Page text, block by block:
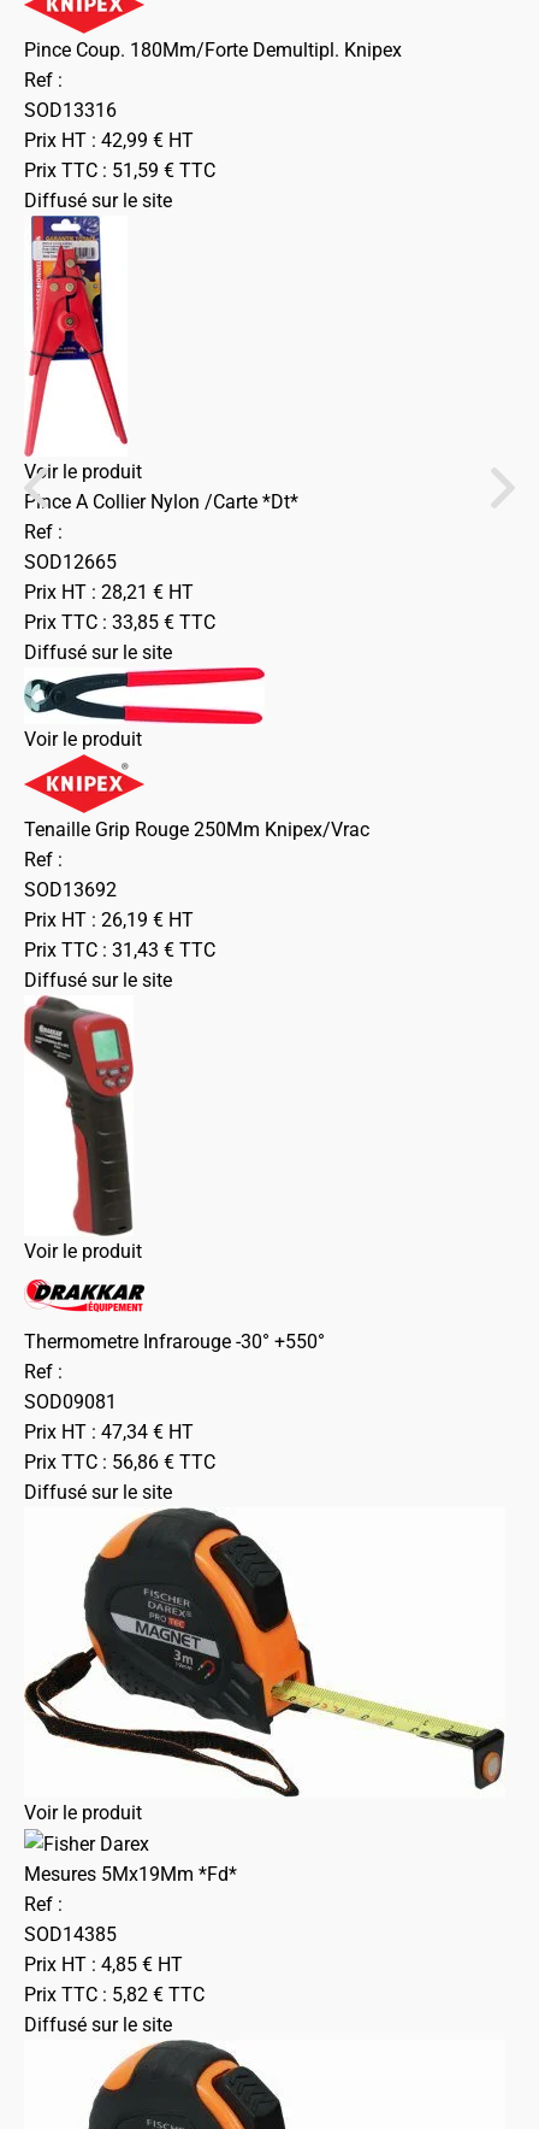
Pince Coup. 180Mm/Forte Demultipl. Knipex
Ref :
SOD13316
Prix HT : 42,99 € HT
Prix TTC : 51,59 € TTC
Diffusé sur le site
Voir le produit
Pince A Collier Nylon /Carte *Dt*
Ref :
SOD12665
Prix HT : 28,21 € HT
Prix TTC : 33,85 € TTC
Diffusé sur le site
Voir le produit
Tenaille Grip Rouge 250Mm Knipex/Vrac
Ref :
SOD13692
Prix HT : 26,19 € HT
Prix TTC : 31,43 € TTC
Diffusé sur le site
Voir le produit
Thermometre Infrarouge -30° +550°
Ref :
SOD09081
Prix HT : 47,34 € HT
Prix TTC : 56,86 € TTC
Diffusé sur le site
Voir le produit
Mesures 5Mx19Mm *Fd*
Ref :
SOD14385
Prix HT : 4,85 € HT
Prix TTC : 5,82 € TTC
Diffusé sur le site